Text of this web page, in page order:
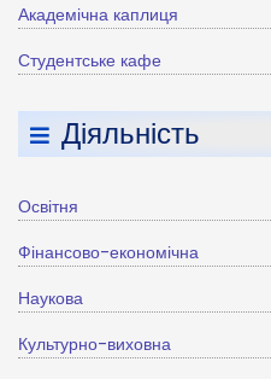
Академічна каплиця
Студентське кафе
Діяльність
Освітня
Фінансово-економічна
Наукова
Культурно-виховна